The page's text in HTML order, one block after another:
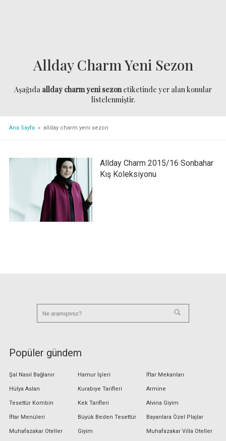
Allday Charm Yeni Sezon
Aşağıda allday charm yeni sezonetiketinde yer alan konular
listelenmiştir.
Ana Sayfa » allday charm yeni sezon
Allday Charm 2015/16 Sonbahar
Kış Koleksiyonu
Popüler gündem
Şal Nasıl Bağlanır
Hülya Aslan
Tesettür Kombin
İftar Menüleri
Muhafazakar Oteller
Hamur İşleri
Kurabiye Tarifleri
Kek Tarifleri
Büyük Beden Tesettür
Giyim
İftar Mekanları
Armine
Alvina Giyim
Bayanlara Özel Plajlar
Muhafazakar Villa Oteller